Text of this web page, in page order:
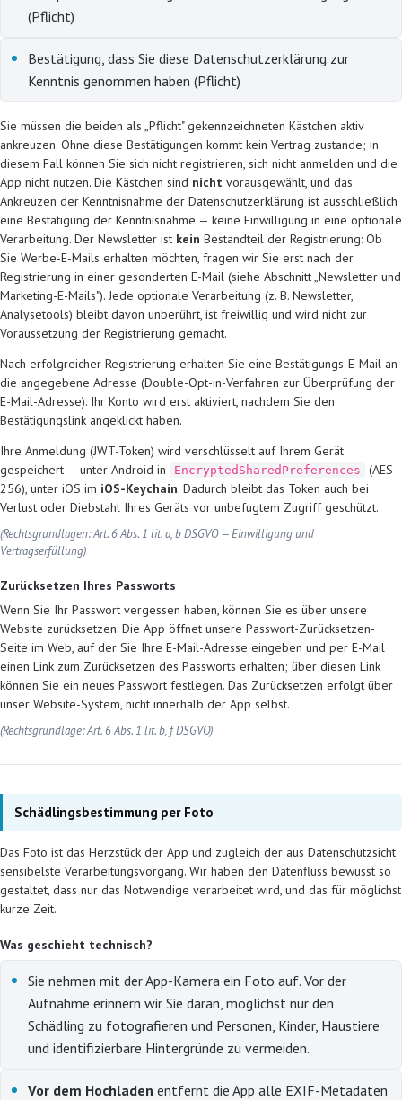
(Pflicht)
Bestätigung, dass Sie diese Datenschutzerklärung zur
Kenntnis genommen haben (Pflicht)
Sie müssen die beiden als „Pflicht" gekennzeichneten Kästchen aktiv
ankreuzen. Ohne diese Bestätigungen kommt kein Vertrag zustande; in
diesem Fall können Sie sich nicht registrieren, sich nicht anmelden und die
App nicht nutzen. Die Kästchen sind nicht vorausgewählt, und das
Ankreuzen der Kenntnisnahme der Datenschutzerklärung ist ausschließlich
eine Bestätigung der Kenntnisnahme — keine Einwilligung in eine optionale
Verarbeitung. Der Newsletter ist kein Bestandteil der Registrierung: Ob
Sie Werbe-E-Mails erhalten möchten, fragen wir Sie erst nach der
Registrierung in einer gesonderten E-Mail (siehe Abschnitt „Newsletter und
Marketing-E-Mails"). Jede optionale Verarbeitung (z. B. Newsletter,
Analysetools) bleibt davon unberührt, ist freiwillig und wird nicht zur
Voraussetzung der Registrierung gemacht.
Nach erfolgreicher Registrierung erhalten Sie eine Bestätigungs-E-Mail an
die angegebene Adresse (Double-Opt-in-Verfahren zur Überprüfung der
E-Mail-Adresse). Ihr Konto wird erst aktiviert, nachdem Sie den
Bestätigungslink angeklickt haben.
Ihre Anmeldung (JWT-Token) wird verschlüsselt auf Ihrem Gerät
gespeichert — unter Android in
EncryptedSharedPreferences
(AES-
256), unter iOS im iOS-Keychain. Dadurch bleibt das Token auch bei
Verlust oder Diebstahl Ihres Geräts vor unbefugtem Zugriff geschützt.
(Rechtsgrundlagen: Art. 6 Abs. 1 lit. a, b DSGVO — Einwilligung und
Vertragserfüllung)
Zurücksetzen Ihres Passworts
Wenn Sie Ihr Passwort vergessen haben, können Sie es über unsere
Website zurücksetzen. Die App öffnet unsere Passwort-Zurücksetzen-
Seite im Web, auf der Sie Ihre E-Mail-Adresse eingeben und per E-Mail
einen Link zum Zurücksetzen des Passworts erhalten; über diesen Link
können Sie ein neues Passwort festlegen. Das Zurücksetzen erfolgt über
unser Website-System, nicht innerhalb der App selbst.
(Rechtsgrundlage: Art. 6 Abs. 1 lit. b, f DSGVO)
Schädlingsbestimmung per Foto
Das Foto ist das Herzstück der App und zugleich der aus Datenschutzsicht
sensibelste Verarbeitungsvorgang. Wir haben den Datenfluss bewusst so
gestaltet, dass nur das Notwendige verarbeitet wird, und das für möglichst
kurze Zeit.
Was geschieht technisch?
Sie nehmen mit der App-Kamera ein Foto auf. Vor der
Aufnahme erinnern wir Sie daran, möglichst nur den
Schädling zu fotografieren und Personen, Kinder, Haustiere
und identifizierbare Hintergründe zu vermeiden.
Vor dem Hochladen entfernt die App alle EXIF-Metadaten